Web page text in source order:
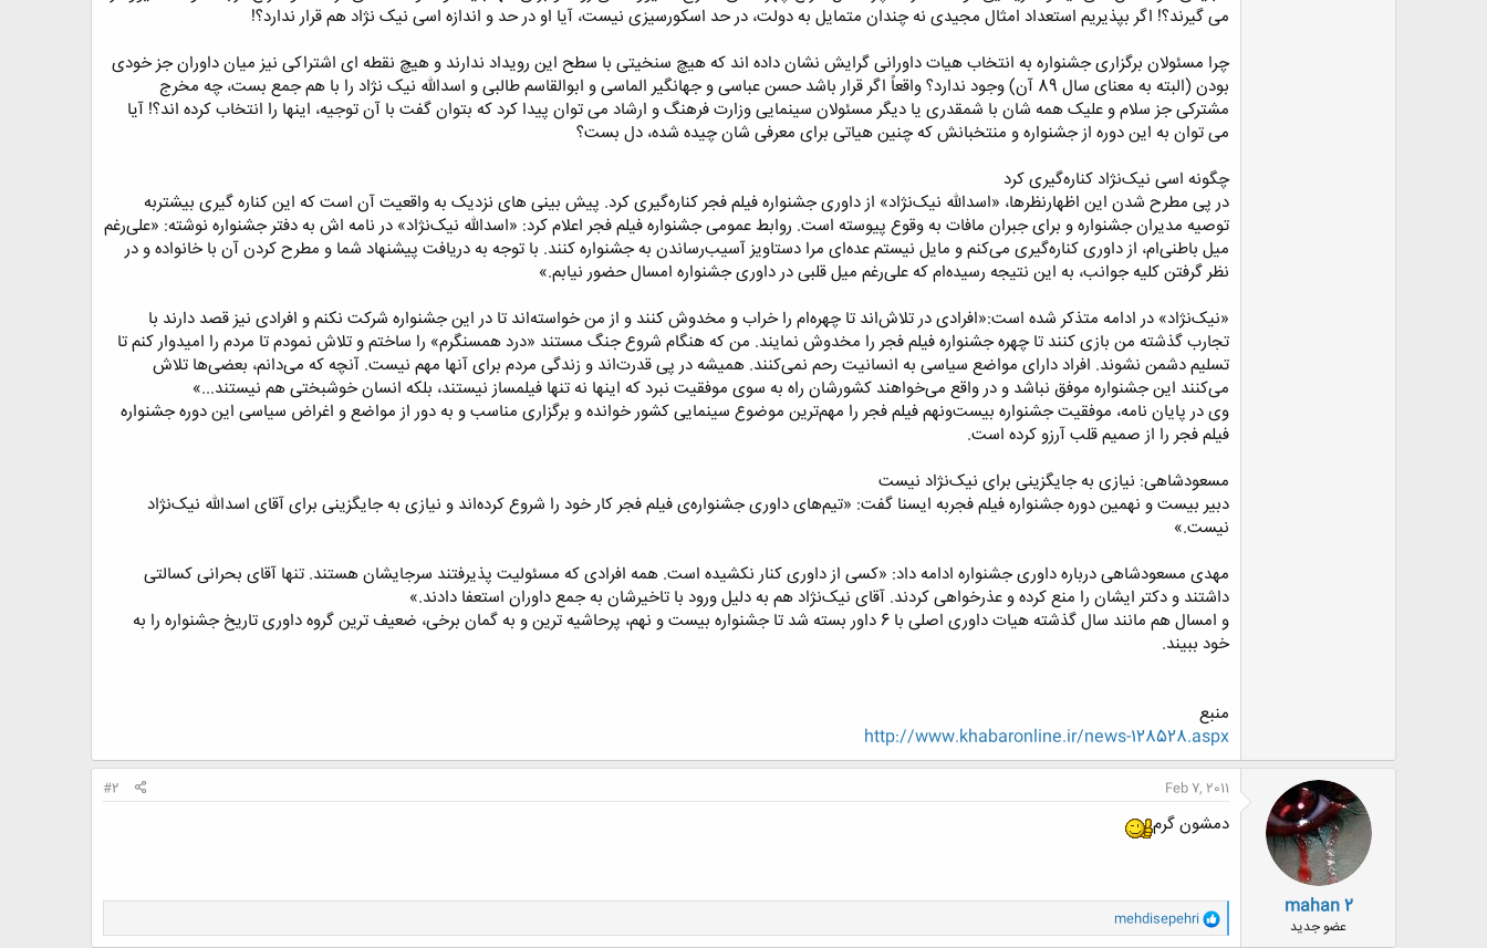
می گیرند؟! اگر بپذیریم استعداد امثال مجیدی نه چندان متمایل به دولت، در حد اسکورسیزی نیست، آیا او در حد و اندازه اسی نیک نژاد هم قرار ندارد؟!
چرا مسئولان برگزاری جشنواره به انتخاب هیات داورانی گرایش نشان داده اند که هیچ سنخیتی با سطح این رویداد ندارند و هیچ نقطه ای اشتراکی نیز میان داوران جز خودی
بودن (البته به معنای سال 89 آن) وجود ندارد؟ واقعاً اگر قرار باشد حسن عباسی و جهانگیر الماسی و ابوالقاسم طالبی و اسدالله نیک نژاد را با هم جمع بست، چه مخرج
مشترکی جز سلام و علیک همه شان با شمقدری یا دیگر مسئولان سینمایی وزارت فرهنگ و ارشاد می توان پیدا کرد که بتوان گفت با آن توجیه، اینها را انتخاب کرده اند؟! آیا
می توان به این دوره از جشنواره و منتخبانش که چنین هیاتی برای معرفی شان چیده شده، دل بست؟
چگونه اسی نیک‌ن‍ژاد کناره‌گیری کرد
در پی مطرح شدن این اظهارنظرها، «اسدالله نیک‌نژاد» از داوری جشنواره فیلم فجر کناره‌گیری کرد. پیش بینی های نزدیک به واقعیت آن است که این کناره گیری بیشتربه
توصیه مدیران جشنواره و برای جبران مافات به وقوع پیوسته است. روابط عمومی جشنواره فیلم فجر اعلام کرد: «اسدالله نیک‌نژاد» در نامه اش به دفتر جشنواره نوشته: «علی‌رغم
میل باطنی‌ام، از داوری کناره‌گیری می‌کنم و مایل نیستم عده‌ای مرا دستاویز آسیب‌رساندن به جشنواره کنند. با توجه به دریافت پیشنهاد شما و مطرح کردن آن با خانواده و در
نظر گرفتن کلیه جوانب، به این نتیجه رسیده‌ام که علی‌رغم میل قلبی در داوری جشنواره امسال حضور نیابم.»
«نیک‌نژاد» در ادامه متذکر شده است:«افرادی در تلاش‌اند تا چهره‌ام را خراب و مخدوش کنند و از من خواسته‌اند تا در این جشنواره شرکت نکنم و افرادی نیز قصد دارند با
تجارب گذشته من بازی کنند تا چهره جشنواره فیلم فجر را مخدوش نمایند. من که هنگام شروع جنگ مستند «درد همسنگرم» را ساختم و تلاش نمودم تا مردم را امیدوار کنم تا
تسلیم دشمن نشوند. افراد دارای مواضع سیاسی به انسانیت رحم نمی‌کنند. همیشه در پی قدرت‌اند و زندگی مردم برای آنها مهم نیست. آنچه که می‌دانم، بعضی‌ها تلاش
می‌کنند این جشنواره موفق نباشد و در واقع می‌خواهند کشورشان راه به سوی موفقیت نبرد که اینها نه تنها فیلمساز نیستند، بلکه انسان خوشبختی هم نیستند...»
وی در پایان نامه، موفقیت جشنواره بیست‌ونهم فیلم فجر را مهم‌ترین موضوع سینمایی کشور خوانده و برگزاری مناسب و به دور از مواضع و اغراض سیاسی این دوره جشنواره
فیلم فجر را از صمیم قلب آرزو کرده است.
مسعودشاهی: نیازی به جایگزینی برای نیک‌‌نژاد نیست
دبیر بیست ‌و نهمین دوره‌ جشنواره‌ فیلم فجربه ایسنا گفت: «تیم‌های داوری جشنواره‌ی فیلم فجر کار خود را شروع کرده‌اند و نیازی به جایگزینی برای آقای اسدالله نیک‌‌نژاد
نیست.»
مهدی مسعود‌شاهی درباره‌ داوری جشنواره ادامه داد: «کسی از داوری کنار نکشیده است. همه‌ افرادی که مسئولیت پذیرفتند سرجایشان هستند. تنها آقای بحرانی کسالتی
داشتند و دکتر ایشان را منع کرده و عذرخواهی کردند. آقای نیک‌‌نژاد هم به دلیل ورود با تاخیرشان به جمع داوران استعفا دادند.»
و امسال هم مانند سال گذشته هیات داوری اصلی با 6 داور بسته شد تا جشنواره بیست و نهم، پرحاشیه ترین و به گمان برخی، ضعیف ترین گروه داوری تاریخ جشنواره را به
خود ببیند.
منبع
http://www.khabaronline.ir/news-128528.aspx
mahan 2
عضو جدید
Feb 7, 2011
#2
دمشون گرم
و
ا
mehdisepehri